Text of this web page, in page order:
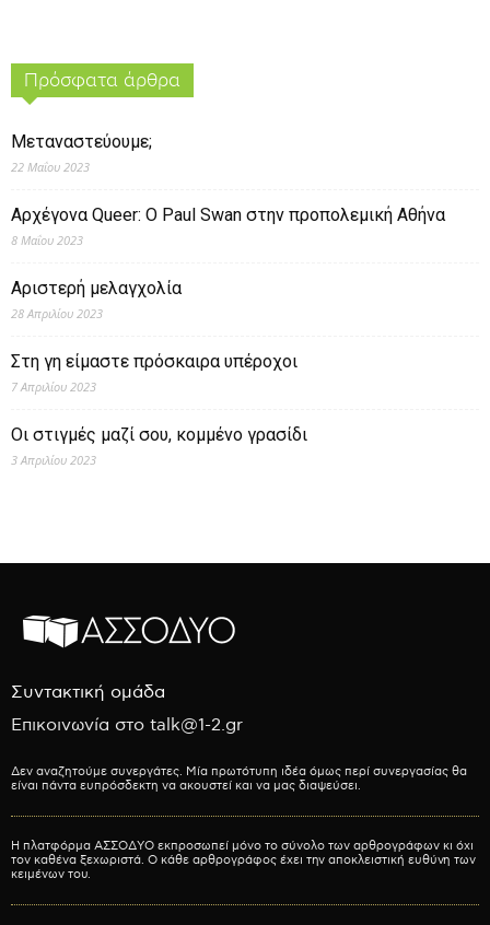
Πρόσφατα άρθρα
Μεταναστεύουμε;
22 Μαΐου 2023
Αρχέγονα Queer: O Paul Swan στην προπολεμική Αθήνα
8 Μαΐου 2023
Αριστερή μελαγχολία
28 Απριλίου 2023
Στη γη είμαστε πρόσκαιρα υπέροχοι
7 Απριλίου 2023
Οι στιγμές μαζί σου, κομμένο γρασίδι
3 Απριλίου 2023
Συντακτική ομάδα
Επικοινωνία στο talk@1-2.gr
Δεν αναζητούμε συνεργάτες. Μία πρωτότυπη ιδέα όμως περί συνεργασίας θα
είναι πάντα ευπρόσδεκτη να ακουστεί και να μας διαψεύσει.
Η πλατφόρμα ΑΣΣΟΔΥΟ εκπροσωπεί μόνο το σύνολο των αρθρογράφων κι όχι
τον καθένα ξεχωριστά. Ο κάθε αρθρογράφος έχει την αποκλειστική ευθύνη των
κειμένων του.